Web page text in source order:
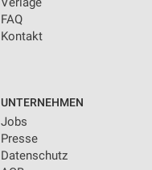
FAQ
Kontakt
UNTERNEHMEN
Jobs
Presse
Datenschutz